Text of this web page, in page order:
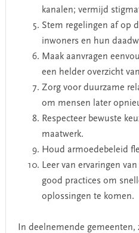
kanalen; vermijd
Stem regelingen af op
inwoners en hun
Maak aanvragen
een helder overzicht
Zorg voor duurzame
om mensen later
Respecteer bewuste
maatwerk.
Houd armoedebeleid
Leer van ervaringen
good practices om
oplossingen te komen.​
In deelnemende